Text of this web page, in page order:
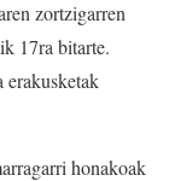
zortzigarren
17ra bitarte.
erakusketak
honakoak